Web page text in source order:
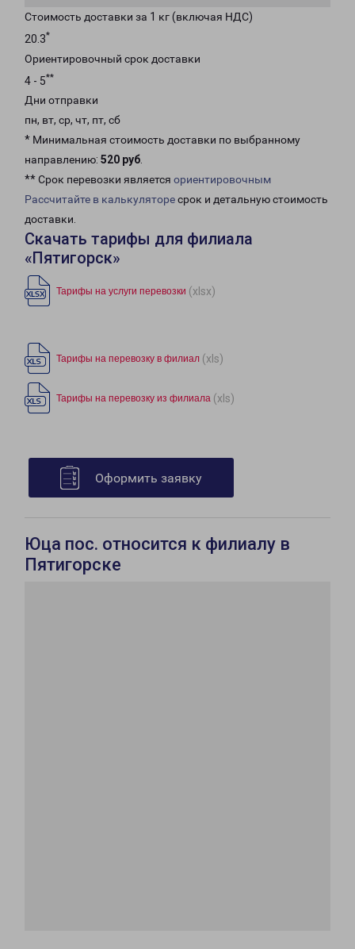
Стоимость доставки за 1 кг (включая НДС)
20.3*
Ориентировочный срок доставки
4 - 5**
Дни отправки
пн, вт, ср, чт, пт, сб
* Минимальная стоимость доставки по выбранному
направлению: 520 руб.
** Срок перевозки является ориентировочным
Рассчитайте в калькуляторесрок и детальную стоимость
доставки.
Скачать тарифы для филиала
«Пятигорск»
Тарифы на услуги перевозки (xlsx)
Тарифы на перевозку в филиал (xls)
Тарифы на перевозку из филиала (xls)
Оформить заявку
Юца пос. относится к филиалу в
Пятигорске